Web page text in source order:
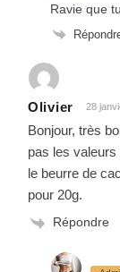
Ravie que
Olivier 28
Bonjour, très
pas les valeurs
le beurre de
pour 20g.
Répondre